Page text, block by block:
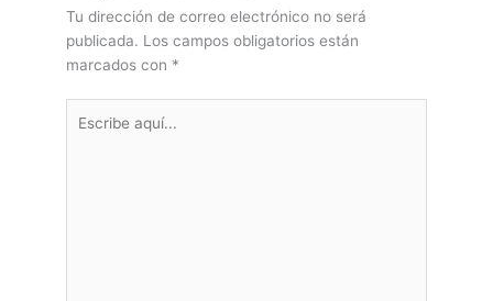
Tu dirección de correo electrónico no será
publicada. Los campos obligatorios están
marcados con *
aquí...